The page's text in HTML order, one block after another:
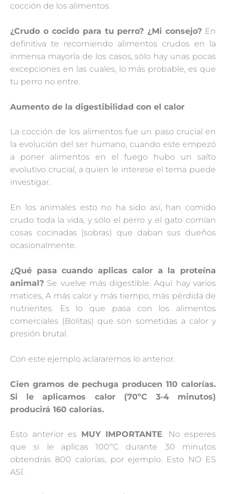
cocción de los alimentos.
¿Crudo o cocido para tu perro? ¿Mi consejo? En
definitiva te recomiendo alimentos crudos en la
inmensa mayoría de los casos, sólo hay unas pocas
excepciones en las cuales, lo más probable, es que
tu perro no entre.
Aumento de la digestibilidad con el calor
La cocción de los alimentos fue un paso crucial en
la evolución del ser humano, cuando este empezó
a poner alimentos en el fuego hubo un salto
evolutivo crucial, a quien le interese el tema puede
investigar.
En los animales esto no ha sido así, han comido
crudo toda la vida, y sólo el perro y el gato comían
cosas cocinadas (sobras) que daban sus dueños
ocasionalmente.
¿Qué pasa cuando aplicas calor a la proteína
animal? Se vuelve más digestible. Aquí hay varios
matices, A más calor y más tiempo, más pérdida de
nutrientes. Es lo que pasa con los alimentos
comerciales (Bolitas) que son sometidas a calor y
presión brutal.
Con este ejemplo aclararemos lo anterior.
Cien gramos de pechuga producen 110 calorías.
Si le aplicamos calor (70ºC 3-4 minutos)
producirá 160 calorías.
Esto anterior es MUY IMPORTANTE. No esperes
que si le aplicas 100ºC durante 30 minutos
obtendrás 800 calorías, por ejemplo. Esto NO ES
ASÍ.